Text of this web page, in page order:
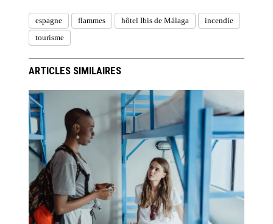
espagne flammes hôtel Ibis de Málaga
incendie
tourisme
ARTICLES SIMILAIRES